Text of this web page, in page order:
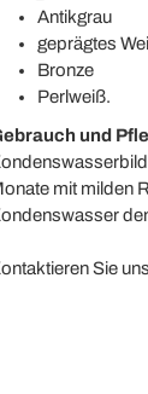
Antikgrau
geprägtes
Bronze
Perlweiß.
und
mit milden
Sie